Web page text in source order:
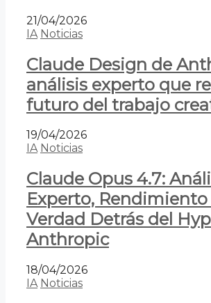
21/04/2026
IA Noticias
Claude Design de
análisis experto que
futuro del trabajo
19/04/2026
IA Noticias
Claude Opus 4.7:
Experto, Rendimiento
Verdad Detrás del
Anthropic
18/04/2026
IA Noticias